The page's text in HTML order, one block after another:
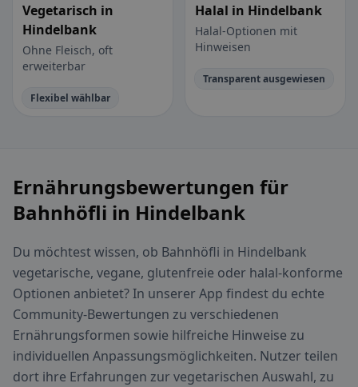
Vegetarisch in
Hindelbank
Ohne Fleisch, oft
erweiterbar
Flexibel wählbar
Halal in Hindelbank
Halal-Optionen mit
Hinweisen
Transparent ausgewiesen
Ernährungsbewertungen für
Bahnhöfli in Hindelbank
Du möchtest wissen, ob Bahnhöfli in Hindelbank
vegetarische, vegane, glutenfreie oder halal-konforme
Optionen anbietet? In unserer App findest du echte
Community-Bewertungen zu verschiedenen
Ernährungsformen sowie hilfreiche Hinweise zu
individuellen Anpassungsmöglichkeiten. Nutzer teilen
dort ihre Erfahrungen zur vegetarischen Auswahl, zu